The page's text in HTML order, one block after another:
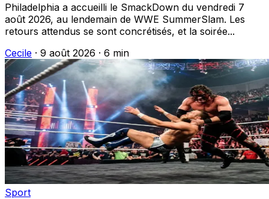
Philadelphia a accueilli le SmackDown du vendredi 7
août 2026, au lendemain de WWE SummerSlam. Les
retours attendus se sont concrétisés, et la soirée...
Cecile · 9 août 2026 · 6 min
Sport